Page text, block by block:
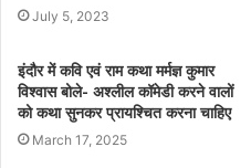
July 5, 2023
इंदौर में कवि एवं राम कथा मर्मज्ञ कुमार
विश्वास बोले- अश्लील कॉमेडी करने वालों
को कथा सुनकर प्रायश्चित करना चाहिए
March 17, 2025